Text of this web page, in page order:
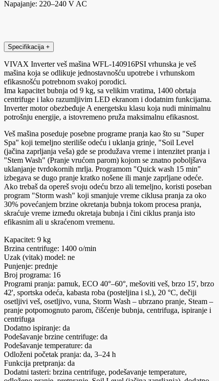
Napajanje: 220–240 V AC
Specifikacija +
VIVAX Inverter veš mašina WFL-140916PSI vrhunska je veš
mašina koja se odlikuje jednostavnošću upotrebe i vrhunskom
efikasnošću potrebnom svakoj porodici.
Ima kapacitet bubnja od 9 kg, sa velikim vratima, 1400 obrtaja
centrifuge i lako razumljivim LED ekranom i dodatnim funkcijama.
Inverter motor obezbeđuje A energetsku klasu koja nudi minimalnu
potrošnju energije, a istovremeno pruža maksimalnu efikasnost.
Veš mašina poseduje posebne programe pranja kao što su "Super
Spa" koji temeljno steriliše odeću i uklanja grinje, "Soil Level
(jačina zaprljanja veša) gde se produžava vreme i intenzitet pranja i
"Stem Wash" (Pranje vrućom parom) kojom se znatno poboljšava
uklanjanje tvrdokornih mrlja. Programom "Quick wash 15 min"
izbegava se dugo pranje kratko nošene ili manje zaprljane odeće.
Ako trebaš da opereš svoju odeću brzo ali temeljno, koristi poseban
program "Storm wash" koji smanjuje vreme ciklusa pranja za oko
30% povećanjem brzine okretanja bubnja tokom procesa pranja,
skraćuje vreme između okretaja bubnja i čini ciklus pranja isto
efikasnim ali u skraćenom vremenu.
Kapacitet: 9 kg
Brzina centrifuge: 1400 o/min
Uzak (vitak) model: ne
Punjenje: prednje
Broj programa: 16
Programi pranja: pamuk, ECO 40°–60°, mešoviti veš, brzo 15', brzo
42', sportska odeća, kabasta roba (posteljina i sl.), 20 °C, dečiji
osetljivi veš, osetljivo, vuna, Storm Wash – ubrzano pranje, Steam –
pranje potpomognuto parom, čišćenje bubnja, centrifuga, ispiranje i
centrifuga
Dodatno ispiranje: da
Podešavanje brzine centrifuge: da
Podešavanje temperature: da
Odloženi početak pranja: da, 3–24 h
Funkcija pretpranja: da
Dodatni tasteri: brzina centrifuge, podešavanje temperature,